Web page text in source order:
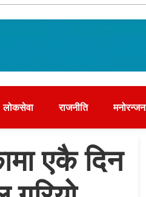
लोकसेवा राजनीति मनोरन्जन
एकै दिन